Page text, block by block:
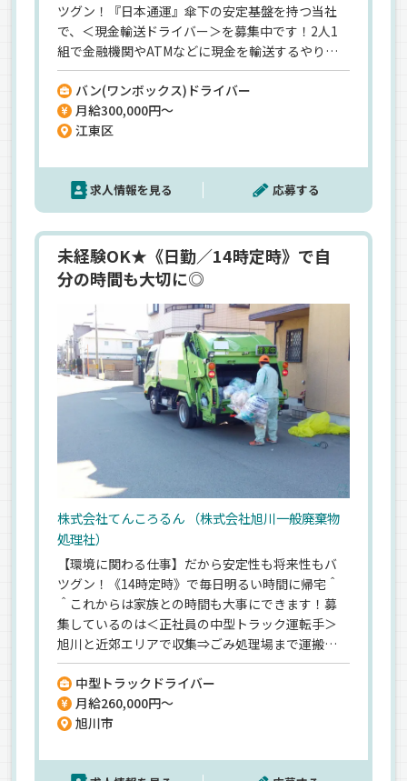
ツグン！『日本通運』傘下の安定基盤を持つ当社
で、＜現金輸送ドライバー＞を募集中です！2人1
組で金融機関やATMなどに現金を輸送するやりが
いのあるお仕事◎未経験からでも丁寧な研修があ
るから安心！20代～60代シニアまで幅広い年齢層
が活躍中です。「未経験からスタートできる」「安
定」「長く続けられる職場」を重視する方にぴっ
バン(ワンボックス)ドライバー
月給300,000円～
江東区
求人情報を見る 応募する
未経験OK★《日勤／14時定時》で自
分の時間も大切に◎
株式会社てんころるん （株式会社旭川一般廃棄物
処理社）
【環境に関わる仕事】だから安定性も将来性もバ
ツグン！《14時定時》で毎日明るい時間に帰宅＾
＾これからは家族との時間も大事にできます！募
集しているのは＜正社員の中型トラック運転手＞
旭川と近郊エリアで収集⇒ごみ処理場まで運搬し
ます。＼ドライバー未経験OK★／皆さんの前職は
農家、自衛隊、営業、食品業など…◎≪応募は普
通免許1枚≫まずはお問い合わせだけでも大歓迎で
す！
中型トラックドライバー
月給260,000円～
旭川市